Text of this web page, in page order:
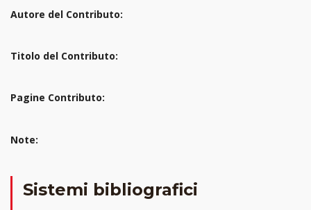
Autore del Contributo:
Titolo del Contributo:
Pagine Contributo:
Note:
Sistemi bibliografici